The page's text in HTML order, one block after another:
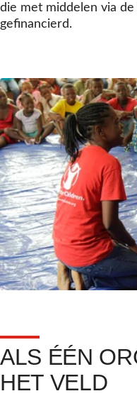
die met middelen via
gefinancierd.
ALS ÉÉN
HET VELD